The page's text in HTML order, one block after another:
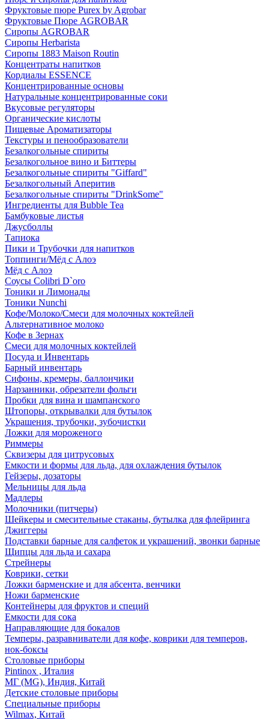
Фруктовые пюре Purex by Agrobar
Фруктовые Пюре AGROBAR
Сиропы AGROBAR
Сиропы Herbarista
Сиропы 1883 Maison Routin
Концентраты напитков
Кордиалы ESSENCE
Концентрированные основы
Натуральные концентрированные соки
Вкусовые регуляторы
Органические кислоты
Пищевые Ароматизаторы
Текстуры и пенообразователи
Безалкогольные спириты
Безалкогольное вино и Биттеры
Безалкогольные спириты "Giffard"
Безалкогольный Аперитив
Безалкогольные спириты "DrinkSome"
Ингредиенты для Bubble Tea
Бамбуковые листья
Джусболлы
Тапиока
Пики и Трубочки для напитков
Топпинги/Мёд с Алоэ
Мёд с Алоэ
Соусы Colibri D`oro
Тоники и Лимонады
Тоники Nunchi
Кофе/Молоко/Смеси для молочных коктейлей
Альтернативное молоко
Кофе в Зернах
Смеси для молочных коктейлей
Посуда и Инвентарь
Барный инвентарь
Сифоны, кремеры, баллончики
Нарзанники, обрезатели фольги
Пробки для вина и шампанского
Штопоры, открывалки для бутылок
Украшения, трубочки, зубочистки
Ложки для мороженого
Риммеры
Сквизеры для цитрусовых
Емкости и формы для льда, для охлаждения бутылок
Гейзеры, дозаторы
Мельницы для льда
Мадлеры
Молочники (питчеры)
Шейкеры и смесительные стаканы, бутылка для флейринга
Джиггеры
Подставки барные для салфеток и украшений, звонки барные
Щипцы для льда и сахара
Стрейнеры
Коврики, сетки
Ложки барменские и для абсента, венчики
Ножи барменские
Контейнеры для фруктов и специй
Емкости для сока
Направляющие для бокалов
Темперы, разравниватели для кофе, коврики для темперов,
нок-боксы
Столовые приборы
Pintinox , Италия
МГ (MG), Индия, Китай
Детские столовые приборы
Специальные приборы
Wilmax, Китай